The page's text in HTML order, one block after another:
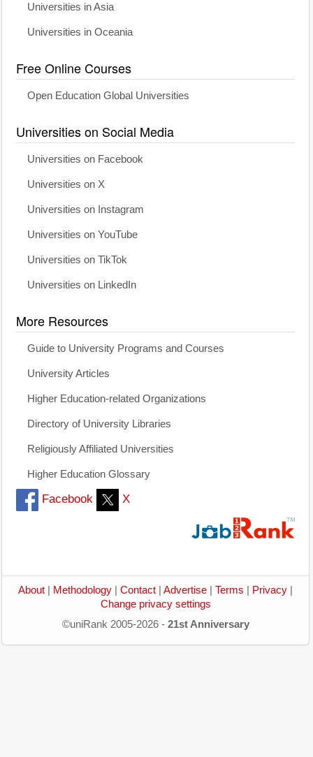
Universities in Asia
Universities in Oceania
Free Online Courses
Open Education Global Universities
Universities on Social Media
Universities on Facebook
Universities on X
Universities on Instagram
Universities on YouTube
Universities on TikTok
Universities on LinkedIn
More Resources
Guide to University Programs and Courses
University Articles
Higher Education-related Organizations
Directory of University Libraries
Religiously Affiliated Universities
Higher Education Glossary
Facebook X
About Methodology Contact Advertise Terms Privacy
Change privacy settings
©uniRank 2005-2026 - 21st Anniversary